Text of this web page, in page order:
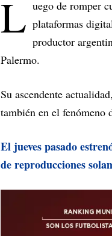
L uego de romper
plataformas
productor
Palermo.
Su ascendente
también en el fenómeno
El jueves pasado
de reproducciones